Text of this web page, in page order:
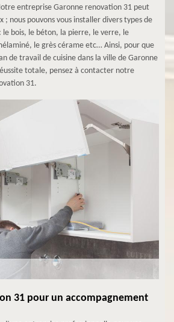
entreprise Garonne renovation 31 peut
; nous pouvons vous installer divers types de
le bois, le béton, la pierre, le verre, le
le grès cérame etc… Ainsi, pour que
de travail de cuisine dans la ville de Garonne
totale, pensez à contacter notre
31.
31 pour un accompagnement